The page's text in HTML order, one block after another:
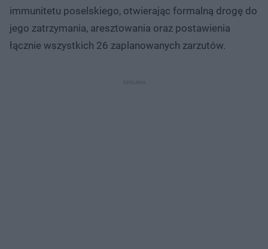
immunitetu poselskiego, otwierając formalną drogę do
jego zatrzymania, aresztowania oraz postawienia
łącznie wszystkich 26 zaplanowanych zarzutów.